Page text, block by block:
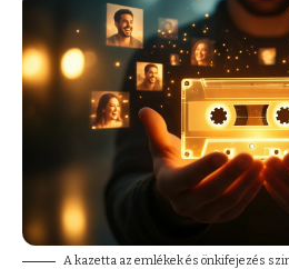
A kazetta az emlékek és önkifejezés